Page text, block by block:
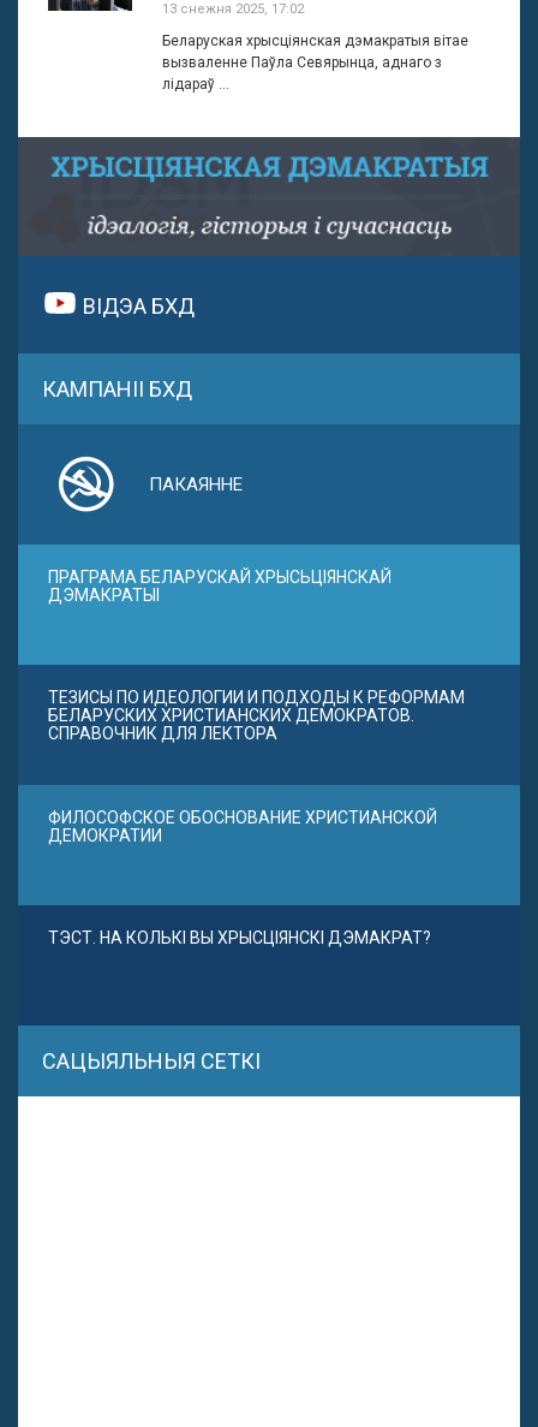
13 снежня 2025, 17:02
Беларуская хрысціянская дэмакратыя вітае
вызваленне Паўла Севярынца, аднаго з
лідараў ...
ВІДЭА БХД
КАМПАНІІ БХД
ПАКАЯННЕ
ПРАГРАМА БЕЛАРУСКАЙ ХРЫСЬЦІЯНСКАЙ
ДЭМАКРАТЫІ
ТЕЗИСЫ ПО ИДЕОЛОГИИ И ПОДХОДЫ К РЕФОРМАМ
БЕЛАРУСКИХ ХРИСТИАНСКИХ ДЕМОКРАТОВ.
СПРАВОЧНИК ДЛЯ ЛЕКТОРА
ФИЛОСОФСКОЕ ОБОСНОВАНИЕ ХРИСТИАНСКОЙ
ДЕМОКРАТИИ
ТЭСТ. НА КОЛЬКІ ВЫ ХРЫСЦІЯНСКІ ДЭМАКРАТ?
САЦЫЯЛЬНЫЯ СЕТКІ